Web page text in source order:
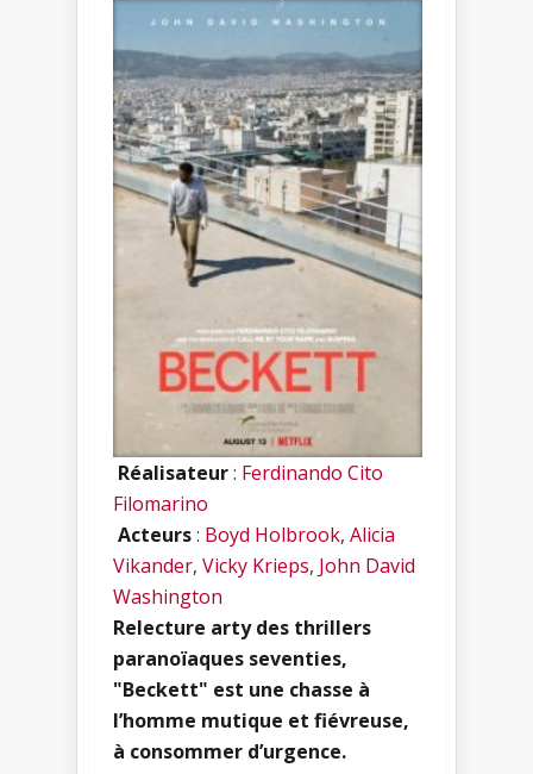
Réalisateur: Ferdinando Cito
Filomarino
Acteurs: Boyd Holbrook, Alicia
Vikander, Vicky Krieps, John David
Washington
Relecture arty des thrillers
paranoïaques seventies,
"Beckett" est une chasse à
l’homme mutique et fiévreuse,
à consommer d’urgence.